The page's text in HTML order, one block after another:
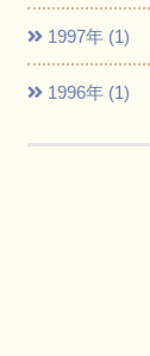
1997年 (1)
1996年 (1)